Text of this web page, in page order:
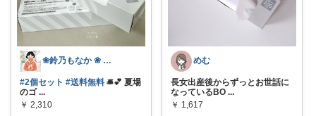
❀鈴乃もなか ❀ 穏やかさを大切に
#2個セット #送料無料 🛎️💕 夏場
のゴ ...
￥ 2,310
めむ
長女出産後からずっとお世話に
なっているBO ...
￥ 1,617